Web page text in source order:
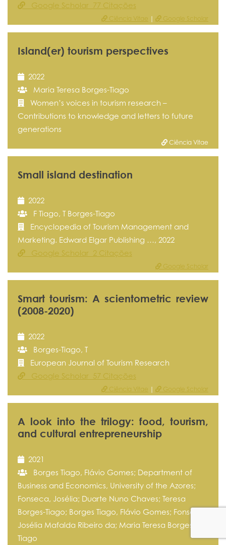
Google Scholar 77 Citações
Ciência Vitae | Google Scholar
Island(er) tourism perspectives
2022
Maria Teresa Borges-Tiago
Women’s voices in tourism research –
Contributions to knowledge and letters to future
generations
Ciência Vitae
Small island destination
2022
F Tiago, T Borges-Tiago
Encyclopedia of Tourism Management and
Marketing. Edward Elgar Publishing …, 2022
Google Scholar 2 Citações
Google Scholar
Smart tourism: A scientometric review
(2008-2020)
2022
Borges-Tiago, T
European Journal of Tourism Research
Google Scholar 57 Citações
Ciência Vitae | Google Scholar
A look into the trilogy: food, tourism,
and cultural entrepreneurship
2021
Borges Tiago, Flávio Gomes; Department of
Business and Economics, University of the Azores;
Fonseca, Josélia; Duarte Nuno Chaves; Teresa
Borges-Tiago; Borges Tiago, Flávio Gomes; Fonseca,
Josélia Mafalda Ribeiro da; Maria Teresa Borges-
Tiago